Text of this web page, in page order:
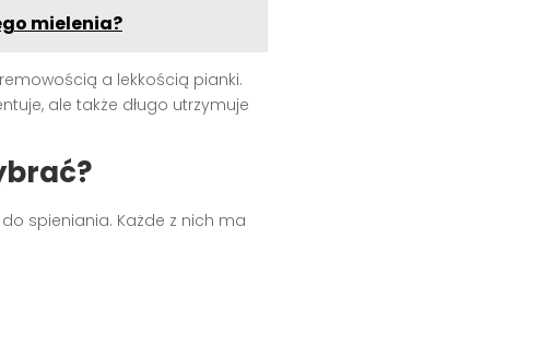
mielenia?
a lekkością pianki.
ale także długo utrzymuje
spieniania. Każde z nich ma